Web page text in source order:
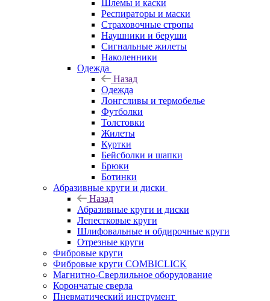
Шлемы и каски
Респираторы и маски
Страховочные стропы
Наушники и беруши
Сигнальные жилеты
Наколенники
Одежда
Назад
Одежда
Лонгсливы и термобелье
Футболки
Толстовки
Жилеты
Куртки
Бейсболки и шапки
Брюки
Ботинки
Абразивные круги и диски
Назад
Абразивные круги и диски
Лепестковые круги
Шлифовальные и обдирочные круги
Отрезные круги
Фибровые круги
Фибровые круги COMBICLICK
Магнитно-Сверлильное оборудование
Корончатые сверла
Пневматический инструмент